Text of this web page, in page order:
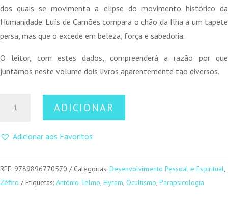
dos quais se movimenta a elipse do movimento histórico da
Humanidade. Luís de Camões compara o chão da Ilha a um tapete
persa, mas que o excede em beleza, força e sabedoria.
O leitor, com estes dados, compreenderá a razão por que
juntámos neste volume dois livros aparentemente tão diversos.
Aventura
ADICIONAR
Adicionar aos Favoritos
REF: 9789896770570 Categorias: Desenvolvimento Pessoal e Espiritual,
Zéfiro
Etiquetas: António Telmo, Hyram, Ocultismo, Parapsicologia